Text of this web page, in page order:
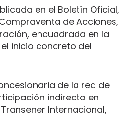
en el Boletín Oficial,
de Acciones,
encuadrada en la
inicio concreto del
de la red de
indirecta en
Internacional,